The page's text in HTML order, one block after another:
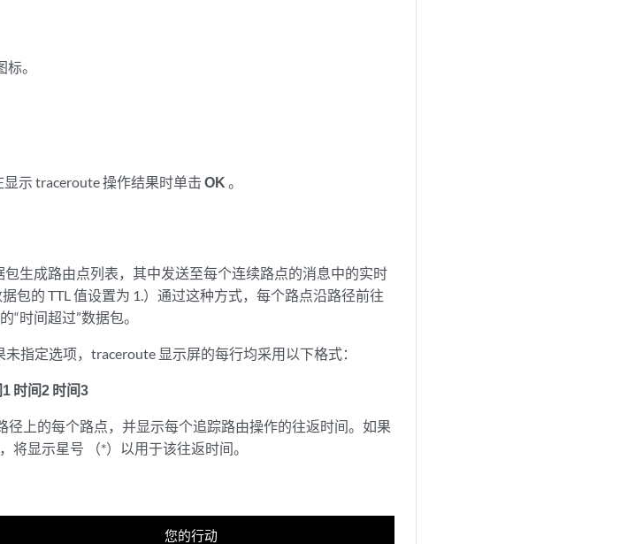
。
示 traceroute 操作结果时单击OK 。
生成路由点列表，其中发送至每个连续路点的消息中的实时
包的 TTL 值设置为 1.）通过这种方式，每个路点沿路径前往
“时间超过”数据包。
指定选项，traceroute 显示屏的每行均采用以下格式：
时间2 时间3
径上的每个路点，并显示每个追踪路由操作的往返时间。如果
将显示星号 （*）以用于该往返时间。
您的行动